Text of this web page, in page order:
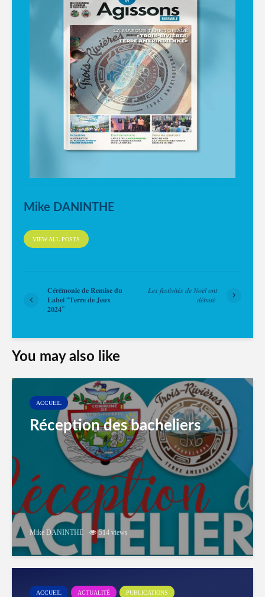
Mike DANINTHE
VIEW ALL POSTS
𝐂𝐞́𝐫𝐞́𝐦𝐨𝐧𝐢𝐞 𝐝𝐞 𝐑𝐞𝐦𝐢𝐬𝐞 𝐝𝐮
𝐋𝐚𝐛𝐞𝐥 “𝐓𝐞𝐫𝐫𝐞 𝐝𝐞 𝐉𝐞𝐮𝐱
𝟐𝟎𝟐𝟒”
𝐿𝑒𝑠 𝑓𝑒𝑠𝑡𝑖𝑣𝑖𝑡𝑒́𝑠 𝑑𝑒 𝑁𝑜𝑒̈𝑙 𝑜𝑛𝑡
𝑑𝑒́𝑏𝑢𝑡𝑒́.
You may also like
ACCUEIL
Réception des bacheliers
Mike DANINTHE 514 views
ACCUEIL ACTUALITÉ PUBLICATIONS